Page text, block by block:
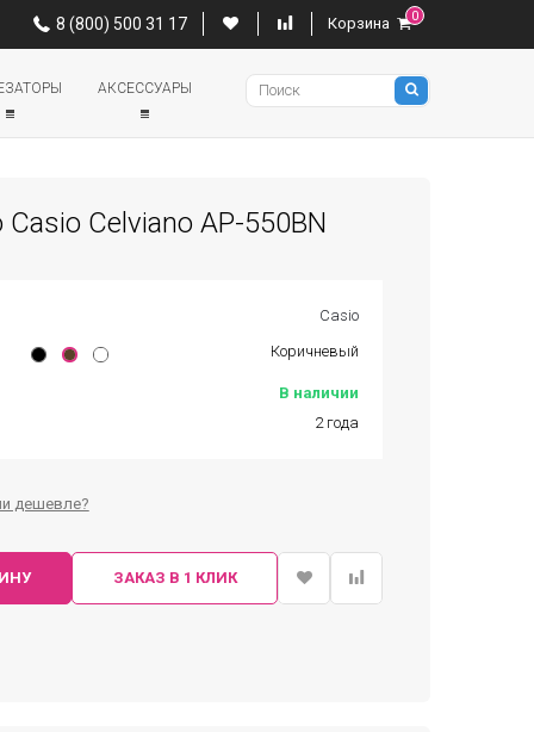
8 (800) 500 31 17 Корзина
Pianino
8 (800) 500 31 17 Корзина 0
АКСЕССУАРЫ
Celviano AP-550BN
Casio
Коричневый
В наличии
2 года
дешевле?
ЗАКАЗ В 1 КЛИК